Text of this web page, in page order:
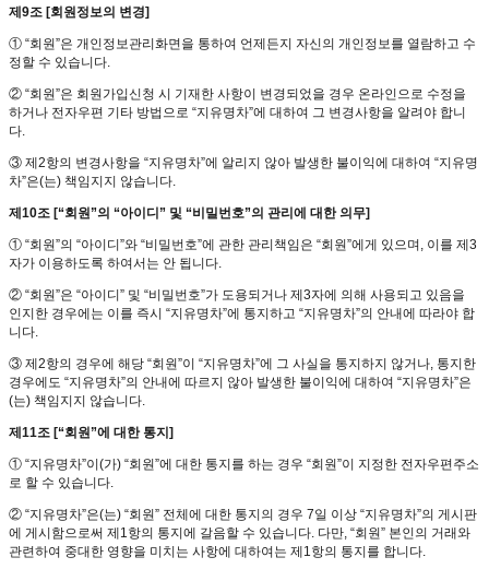
제9조 [회원정보의 변경]
① “회원”은 개인정보관리화면을 통하여 언제든지 자신의 개인정보를 열람하고 수
정할 수 있습니다.
② “회원”은 회원가입신청 시 기재한 사항이 변경되었을 경우 온라인으로 수정을
하거나 전자우편 기타 방법으로 “지유명차”에 대하여 그 변경사항을 알려야 합니
다.
③ 제2항의 변경사항을 “지유명차”에 알리지 않아 발생한 불이익에 대하여 “지유명
차”은(는) 책임지지 않습니다.
제10조 [“회원”의 “아이디” 및 “비밀번호”의 관리에 대한 의무]
① “회원”의 “아이디”와 “비밀번호”에 관한 관리책임은 “회원”에게 있으며, 이를 제3
자가 이용하도록 하여서는 안 됩니다.
② “회원”은 “아이디” 및 “비밀번호”가 도용되거나 제3자에 의해 사용되고 있음을
인지한 경우에는 이를 즉시 “지유명차”에 통지하고 “지유명차”의 안내에 따라야 합
니다.
③ 제2항의 경우에 해당 “회원”이 “지유명차”에 그 사실을 통지하지 않거나, 통지한
경우에도 “지유명차”의 안내에 따르지 않아 발생한 불이익에 대하여 “지유명차”은
(는) 책임지지 않습니다.
제11조 [“회원”에 대한 통지]
① “지유명차”이(가) “회원”에 대한 통지를 하는 경우 “회원”이 지정한 전자우편주소
로 할 수 있습니다.
② “지유명차”은(는) “회원” 전체에 대한 통지의 경우 7일 이상 “지유명차”의 게시판
에 게시함으로써 제1항의 통지에 갈음할 수 있습니다. 다만, “회원” 본인의 거래와
관련하여 중대한 영향을 미치는 사항에 대하여는 제1항의 통지를 합니다.